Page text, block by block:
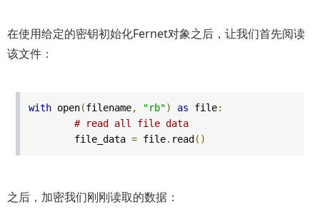
在使用给定的密钥初始化Fernet对象之后，让我们首先阅读
该文件：
withopen(filename, "rb") as file:
# read all file data
file_data =file. read ()
之后，加密我们刚刚读取的数据：